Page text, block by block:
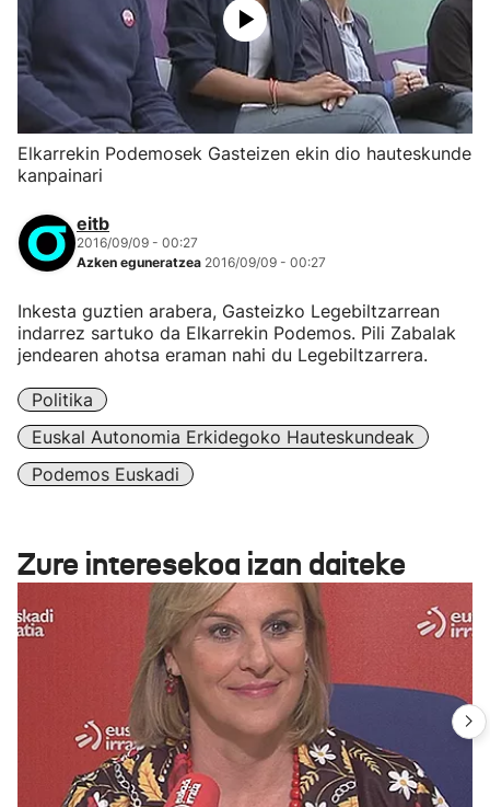
Elkarrekin Podemosek Gasteizen ekin dio hauteskunde
kanpainari
eitb
2016/09/09 - 00:27
Azken eguneratzea 2016/09/09 - 00:27
Inkesta guztien arabera, Gasteizko Legebiltzarrean
indarrez sartuko da Elkarrekin Podemos. Pili Zabalak
jendearen ahotsa eraman nahi du Legebiltzarrera.
Politika
Euskal Autonomia Erkidegoko Hauteskundeak
Podemos Euskadi
Zure interesekoa izan daiteke